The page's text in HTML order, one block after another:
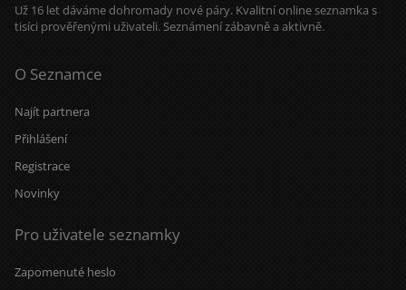
Už 16 let dáváme dohromady nové páry. Kvalitní online seznamka s
tisíci prověřenými uživateli. Seznámení zábavně a aktivně.
O Seznamce
Najít partnera
Přihlášení
Registrace
Novinky
Pro uživatele seznamky
Zapomenuté heslo